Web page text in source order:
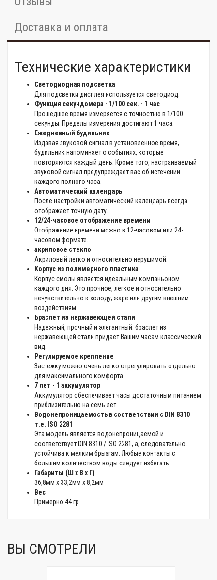
Доставка и оплата
Технические характеристики
Светодиодная подсветка
Для подсветки дисплея используется светодиод.
Функция секундомера - 1/100 сек. - 1 час
Прошедшее время измеряется с точностью в 1/100
секунды. Пределы измерения достигают 1 часа.
Ежедневный будильник
Издавая звуковой сигнал в установленное время,
будильник напоминает о событиях, которые
повторяются каждый день. Кроме того, настраиваемый
звуковой сигнал предупреждает вас об истечении
каждого полного часа.
Автоматический календарь
После настройки автоматический календарь всегда
отображает точную дату.
12/24-часовое отображение времени
Отображение времени можно в 12-часовом или 24-
часовом формате.
акриловое стекло
Акриловый легко и относительно нерушимой.
Корпус из полимерного пластика
Корпус смолы является идеальным компаньоном
каждого дня. Это прочное, легкое и относительно
нечувствительно к холоду, жаре или другим внешним
воздействиям.
Браслет из нержавеющей стали
Надежный, прочный и элегантный: браслет из
нержавеющей стали придает Вашим часам классический
вид.
Регулируемое крепление
Застежку можно очень легко отрегулировать отдельно
для максимального комфорта.
7 лет - 1 аккумулятор
Аккумулятор обеспечивает часы достаточным питанием
приблизительно на семь лет.
Водонепроницаемость в соответствии с DIN 8310
т.е. ISO 2281
Эта модель является водонепроницаемой и
соответствует DIN 8310 / ISO 2281, а, следовательно,
устойчива к мелким брызгам. Любые контакты с
большим количеством воды следует избегать.
Габариты (Ш x В x Г)
36,8мм x 33,2мм x 8,2мм
Вес
Примерно 44 гр
ВЫ СМОТРЕЛИ